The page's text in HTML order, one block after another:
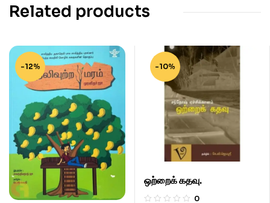
Related products
-12% -10%
ஒற்றைக் கதவு.
0